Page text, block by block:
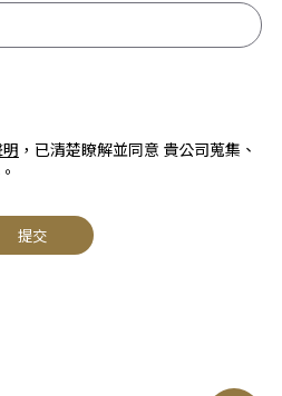
，已清楚瞭解並同意 貴公司蒐集、
提交